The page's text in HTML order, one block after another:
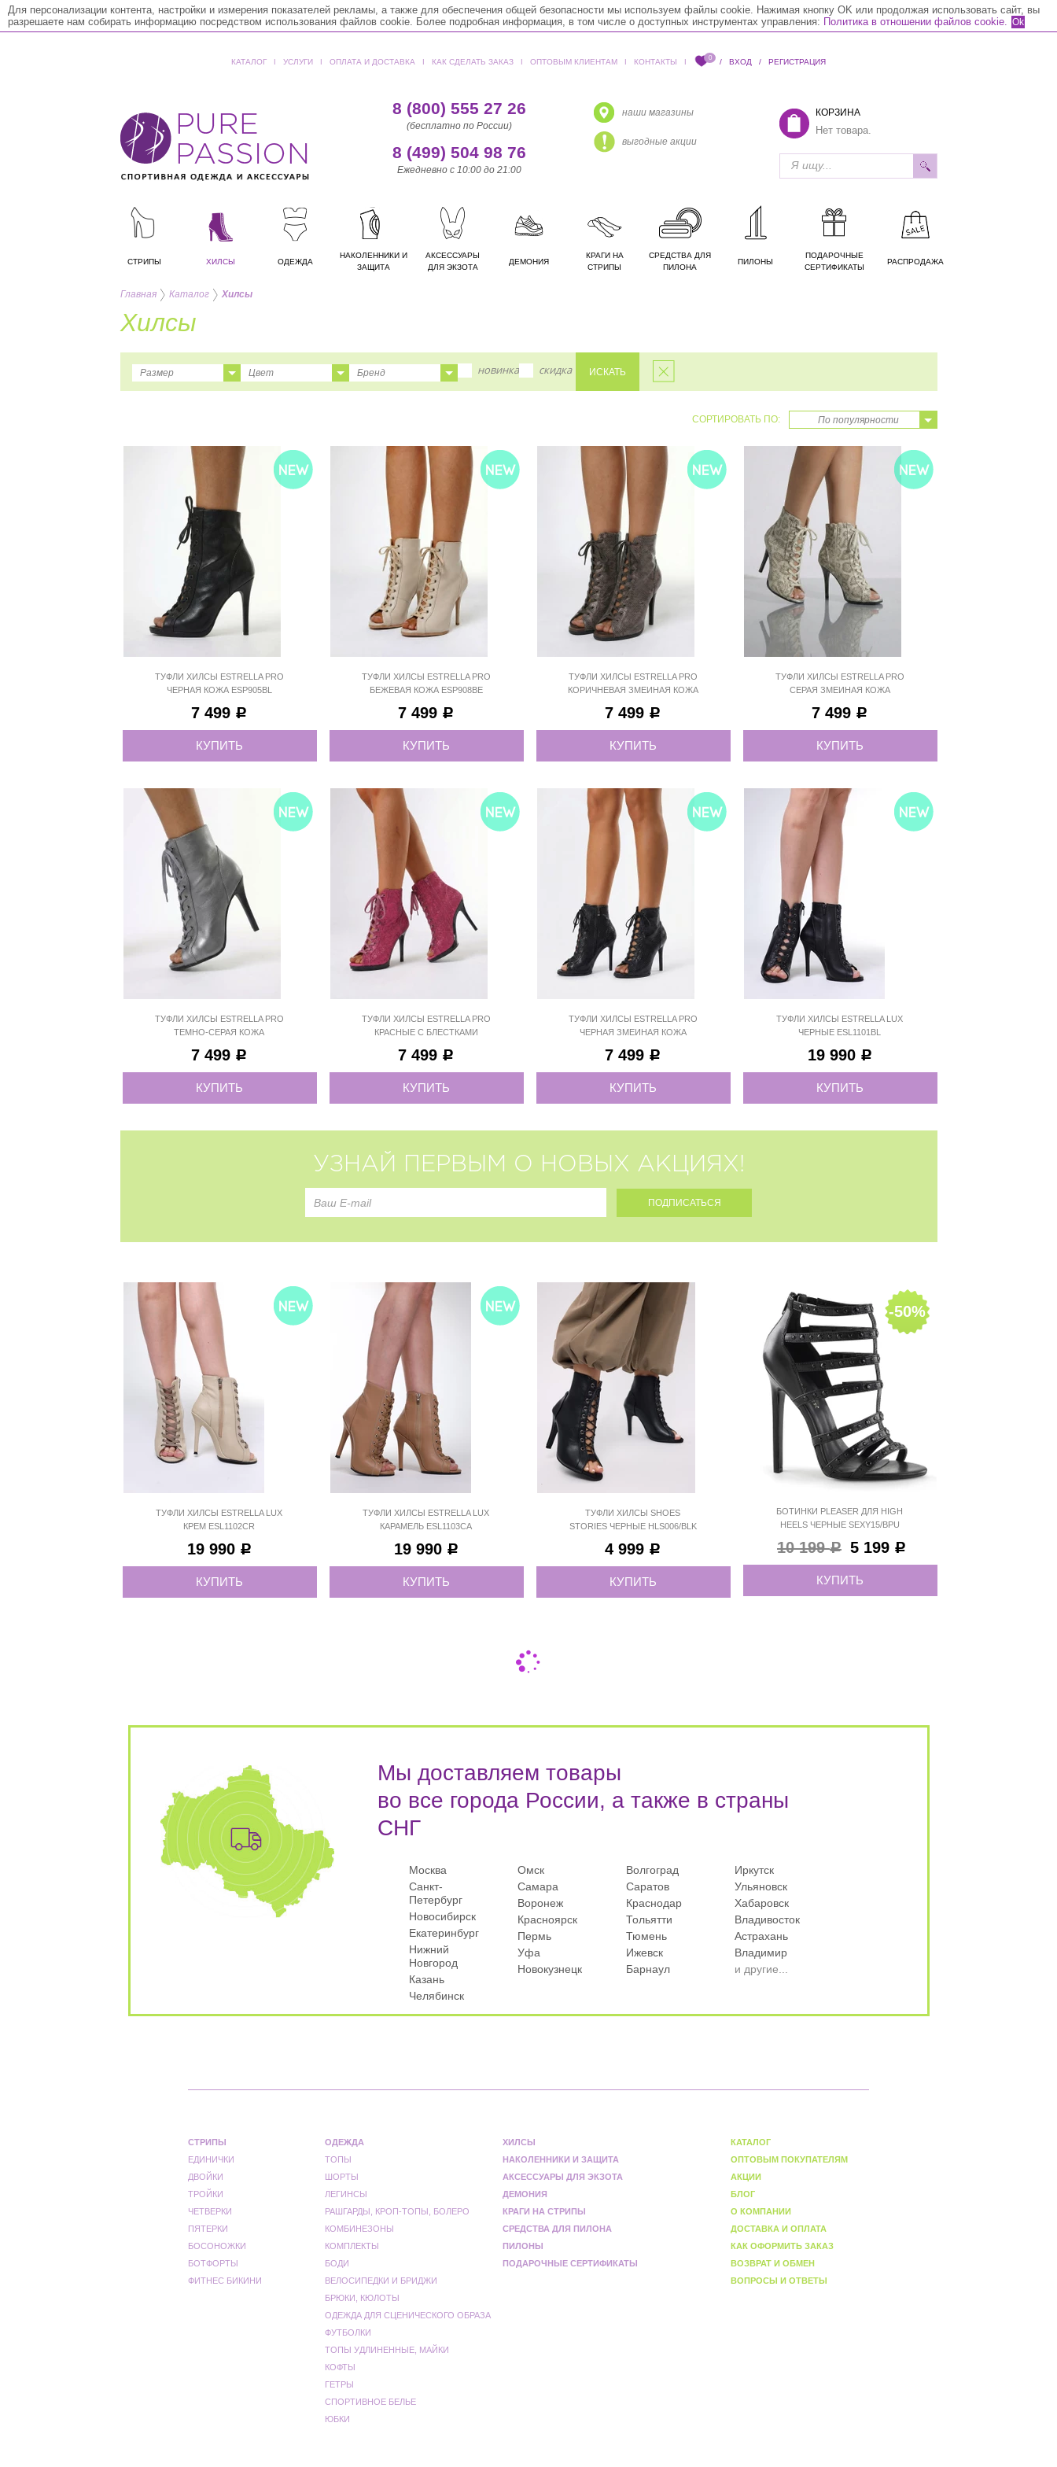
Для персонализации контента, настройки и измерения показателей рекламы, а также для обеспечения общей безопасности мы используем файлы cookie. Нажимая кнопку OK или продолжая использовать сайт, вы
разрешаете нам собирать информацию посредством использования файлов cookie. Более подробная информация, в том числе о доступных инструментах управления: Политика в отношении файлов cookie. Ok
КАТАЛОГ ǀ УСЛУГИ ǀ ОПЛАТА И ДОСТАВКА ǀ КАК СДЕЛАТЬ ЗАКАЗ ǀ ОПТОВЫМ КЛИЕНТАМ ǀ КОНТАКТЫ ǀ 0 / ВХОД / РЕГИСТРАЦИЯ
КОРЗИНА
Нет товара.
8 (800) 555 27 26
(бесплатно по России)
8 (499) 504 98 76
Ежедневно с 10:00 до 21:00
наши магазины
выгодные акции
СТРИПЫ ХИЛСЫ ОДЕЖДА
НАКОЛЕННИКИ И
ЗАЩИТА
АКСЕССУАРЫ
ДЛЯ ЭКЗОТА
ДЕМОНИЯ
КРАГИ НА
СТРИПЫ
СРЕДСТВА ДЛЯ
ПИЛОНА
ПИЛОНЫ
ПОДАРОЧНЫЕ
СЕРТИФИКАТЫ
РАСПРОДАЖА
Главная Каталог Хилсы
Хилсы
новинка
Бренд
Цвет скидка
Размер
СОРТИРОВАТЬ ПО: По популярности
ТУФЛИ ХИЛСЫ ESTRELLA PRO
ЧЕРНАЯ КОЖА ESP905BL
7 499 Р
КУПИТЬ
ТУФЛИ ХИЛСЫ ESTRELLA PRO
БЕЖЕВАЯ КОЖА ESP908BE
7 499 Р
КУПИТЬ
ТУФЛИ ХИЛСЫ ESTRELLA PRO
КОРИЧНЕВАЯ ЗМЕИНАЯ КОЖА
7 499 Р
КУПИТЬ
39
ТУФЛИ ХИЛСЫ ESTRELLA PRO
СЕРАЯ ЗМЕИНАЯ КОЖА
7 499 Р
КУПИТЬ
ТУФЛИ ХИЛСЫ ESTRELLA PRO
ТЕМНО-СЕРАЯ КОЖА
7 499 Р
КУПИТЬ
ТУФЛИ ХИЛСЫ ESTRELLA PRO
КРАСНЫЕ С БЛЕСТКАМИ
7 499 Р
КУПИТЬ
ТУФЛИ ХИЛСЫ ESTRELLA PRO
ЧЕРНАЯ ЗМЕИНАЯ КОЖА
7 499 Р
КУПИТЬ
ТУФЛИ ХИЛСЫ ESTRELLA LUX
ЧЕРНЫЕ ESL1101BL
19 990 Р
КУПИТЬ
УЗНАЙ ПЕРВЫМ О НОВЫХ АКЦИЯХ!
ТУФЛИ ХИЛСЫ ESTRELLA LUX
КРЕМ ESL1102CR
19 990 Р
КУПИТЬ
39
ТУФЛИ ХИЛСЫ ESTRELLA LUX
КАРАМЕЛЬ ESL1103CA
19 990 Р
КУПИТЬ
35
41
ТУФЛИ ХИЛСЫ SHOES
STORIES ЧЕРНЫЕ HLS006/BLK
4 999 Р
КУПИТЬ
БОТИНКИ PLEASER ДЛЯ HIGH
HEELS ЧЕРНЫЕ SEXY15/BPU
10 199Р 5 199 Р
КУПИТЬ
-50%
Мы доставляем товары
во все города России, а также в страны
СНГ
Москва
Санкт-
Петербург
Новосибирск
Екатеринбург
Нижний
Новгород
Казань
Челябинск
Омск
Самара
Воронеж
Красноярск
Пермь
Уфа
Новокузнецк
Волгоград
Саратов
Краснодар
Тольятти
Тюмень
Ижевск
Барнаул
Иркутск
Ульяновск
Хабаровск
Владивосток
Астрахань
Владимир
и другие...
СТРИПЫ
ЕДИНИЧКИ
ДВОЙКИ
ТРОЙКИ
ЧЕТВЕРКИ
ПЯТЕРКИ
БОСОНОЖКИ
БОТФОРТЫ
ФИТНЕС БИКИНИ
ОДЕЖДА
ТОПЫ
ШОРТЫ
ЛЕГИНСЫ
РАШГАРДЫ, КРОП-ТОПЫ, БОЛЕРО
КОМБИНЕЗОНЫ
КОМПЛЕКТЫ
БОДИ
ВЕЛОСИПЕДКИ И БРИДЖИ
БРЮКИ, КЮЛОТЫ
ОДЕЖДА ДЛЯ СЦЕНИЧЕСКОГО ОБРАЗА
ФУТБОЛКИ
ТОПЫ УДЛИНЕННЫЕ, МАЙКИ
КОФТЫ
ГЕТРЫ
СПОРТИВНОЕ БЕЛЬЕ
ЮБКИ
ХИЛСЫ
НАКОЛЕННИКИ И ЗАЩИТА
АКСЕССУАРЫ ДЛЯ ЭКЗОТА
ДЕМОНИЯ
КРАГИ НА СТРИПЫ
СРЕДСТВА ДЛЯ ПИЛОНА
ПИЛОНЫ
ПОДАРОЧНЫЕ СЕРТИФИКАТЫ
КАТАЛОГ
ОПТОВЫМ ПОКУПАТЕЛЯМ
АКЦИИ
БЛОГ
О КОМПАНИИ
ДОСТАВКА И ОПЛАТА
КАК ОФОРМИТЬ ЗАКАЗ
ВОЗВРАТ И ОБМЕН
ВОПРОСЫ И ОТВЕТЫ